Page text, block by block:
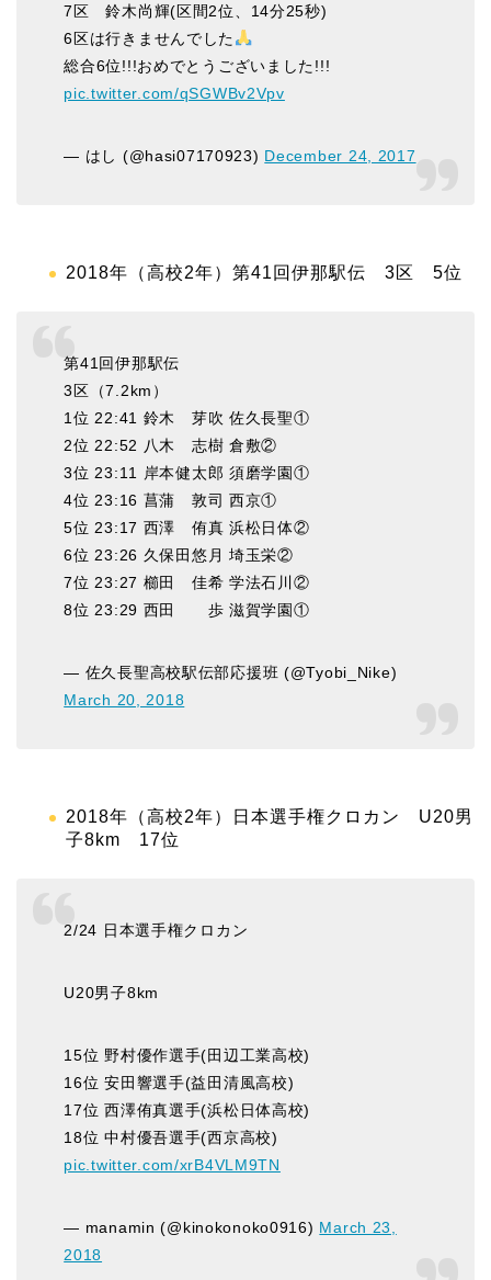
7区 鈴木尚輝(区間2位、14分25秒)
6区は行きませんでした
総合6位!!!おめでとうございました!!!
pic.twitter.com/qSGWBv2Vpv
— はし (@hasi07170923) December 24, 2017
2018年（高校2年）第41回伊那駅伝 3区 5位
第41回伊那駅伝
3区（7.2km）
1位 22:41 鈴木 芽吹 佐久長聖①
2位 22:52 八木 志樹 倉敷②
3位 23:11 岸本健太郎 須磨学園①
4位 23:16 菖蒲 敦司 西京①
5位 23:17 西澤 侑真 浜松日体②
6位 23:26 久保田悠月 埼玉栄②
7位 23:27 櫛田 佳希 学法石川②
8位 23:29 西田 歩 滋賀学園①
— 佐久長聖高校駅伝部応援班 (@Tyobi_Nike)
March 20, 2018
2018年（高校2年）日本選手権クロカン U20男
子8km 17位
2/24 日本選手権クロカン
U20男子8km
15位 野村優作選手(田辺工業高校)
16位 安田響選手(益田清風高校)
17位 西澤侑真選手(浜松日体高校)
18位 中村優吾選手(西京高校)
pic.twitter.com/xrB4VLM9TN
— manamin (@kinokonoko0916) March 23,
2018